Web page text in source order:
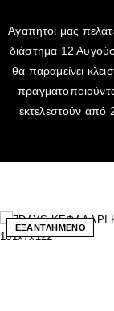
Αγαπητοί μας
διάστημα 12
θα παραμείνει
εκτελεστούν από
ΕΞΑΝΤΛΗΜΕΝΟ